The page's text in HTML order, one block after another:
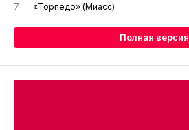
7
«Торпедо» (Миасс)
Полная версия